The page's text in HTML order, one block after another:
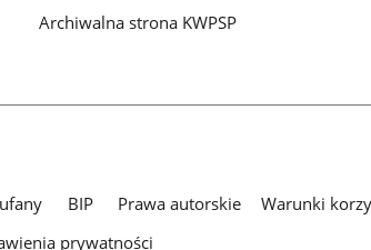
Archiwalna strona KWPSP
BIP Prawa autorskie Warunki
prywatności